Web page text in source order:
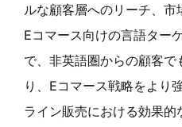
ルな顧客層へのリーチ、市
Eコマース向けの言語ター
で、非英語圏からの顧客
り、Eコマース戦略をより
ライン販売における効果